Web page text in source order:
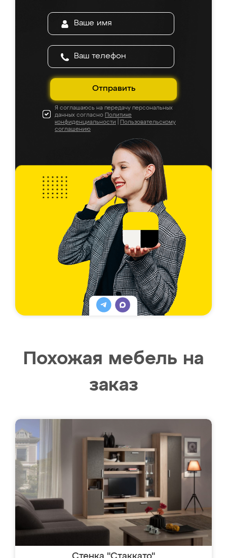
Отправить
Я соглашаюсь на передачу персональных
данных согласно Политике
конфиденциальности
Пользовательскому
соглашению
Похожая мебель на
заказ